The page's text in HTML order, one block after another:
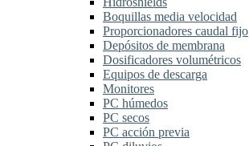
Boquillas media velocidad
Proporcionadores caudal fijo
Depósitos de membrana
Dosificadores volumétricos
Equipos de descarga
Monitores
PC húmedos
PC secos
PC acción previa